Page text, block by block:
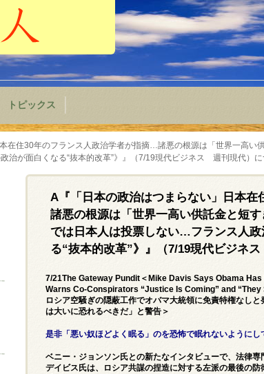
トピックス
在住30年のフランス人政治学者が指摘…諸悪の根源は「世界一高い
治が面白くなる“抜本的改革”》』（7/19現代ビジネス 週刊現代）に
A『「日本の政治はつまらない」日本
諸悪の根源は「世界一高い供託金と短
では日本人は投票しない…フランス人
る“抜本的改革”》』（7/19現代ビジネ
7/21The Gateway Pundit＜Mike Davis Says Obama
Warns Co-Conspirators “Justice Is Coming” and “They
ロシア空騒ぎの隠蔽工作でオバマ大統領に免責特権なし
は大いに恐れるべきだ」と警告＞
是非「悪い奴ほどよく眠る」のを恐怖で眠れないようにし
ベニー・ジョンソン氏との新たなインタビューで、法律
デイビス氏は、ロシア共謀の捏造に対する左派の最後の